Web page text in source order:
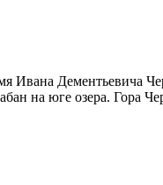
Ивана Дементьевича
на юге озера. Гора